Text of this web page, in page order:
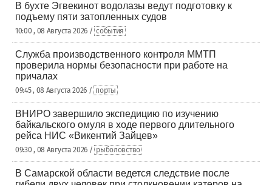
В бухте Эгвекинот водолазы ведут подготовку к
подъему пяти затопленных судов
10:00 , 08 Августа 2026 / события
Служба производственного контроля ММТП
проверила нормы безопасности при работе на
причалах
09:45 , 08 Августа 2026 / порты
ВНИРО завершило экспедицию по изучению
байкальского омуля в ходе первого длительного
рейса НИС «Викентий Зайцев»
09:30 , 08 Августа 2026 / рыболовство
В Самарской области ведется следствие после